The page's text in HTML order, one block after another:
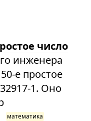
число
инженера
е простое
1. Оно
математика